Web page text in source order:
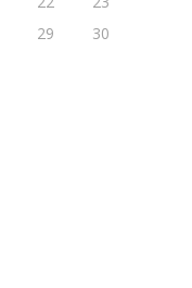
29
30